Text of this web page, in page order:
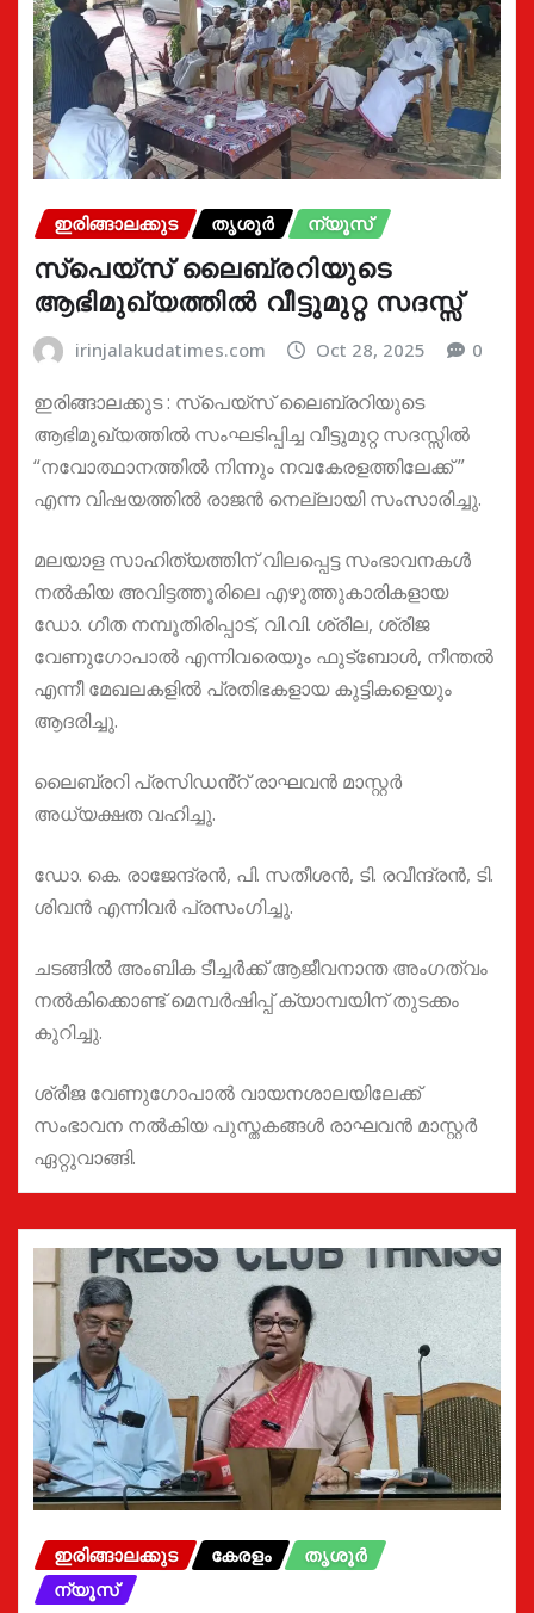
ഇരിങ്ങാലക്കുട തൃശൂർ ന്യൂസ്
സ്പെയ്സ് ലൈബ്രറിയുടെ
ആഭിമുഖ്യത്തിൽ വീട്ടുമുറ്റ സദസ്സ്
irinjalakudatimes.com Oct 28, 2025 0
ഇരിങ്ങാലക്കുട : സ്പെയ്സ് ലൈബ്രറിയുടെ
ആഭിമുഖ്യത്തിൽ സംഘടിപ്പിച്ച വീട്ടുമുറ്റ സദസ്സിൽ
“നവോത്ഥാനത്തിൽ നിന്നും നവകേരളത്തിലേക്ക് ”
എന്ന വിഷയത്തിൽ രാജൻ നെല്ലായി സംസാരിച്ചു.
മലയാള സാഹിത്യത്തിന് വിലപ്പെട്ട സംഭാവനകൾ
നൽകിയ അവിട്ടത്തൂരിലെ എഴുത്തുകാരികളായ
ഡോ. ഗീത നമ്പൂതിരിപ്പാട്, വി.വി. ശ്രീല, ശ്രീജ
വേണുഗോപാൽ എന്നിവരെയും ഫുട്ബോൾ, നീന്തൽ
എന്നീ മേഖലകളിൽ പ്രതിഭകളായ കുട്ടികളെയും
ആദരിച്ചു.
ലൈബ്രറി പ്രസിഡൻ്റ് രാഘവൻ മാസ്റ്റർ
അധ്യക്ഷത വഹിച്ചു.
ഡോ. കെ. രാജേന്ദ്രൻ, പി. സതീശൻ, ടി. രവീന്ദ്രൻ, ടി.
ശിവൻ എന്നിവർ പ്രസംഗിച്ചു.
ചടങ്ങിൽ അംബിക ടീച്ചർക്ക് ആജീവനാന്ത അംഗത്വം
നൽകിക്കൊണ്ട് മെമ്പർഷിപ്പ് ക്യാമ്പയിന് തുടക്കം
കുറിച്ചു.
ശ്രീജ വേണുഗോപാൽ വായനശാലയിലേക്ക്
സംഭാവന നൽകിയ പുസ്തകങ്ങൾ രാഘവൻ മാസ്റ്റർ
ഏറ്റുവാങ്ങി.
ഇരിങ്ങാലക്കുട കേരളം
തൃശൂർ
ന്യൂസ്